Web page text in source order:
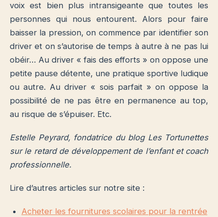
voix est bien plus intransigeante que toutes les
personnes qui nous entourent. Alors pour faire
baisser la pression, on commence par identifier son
driver et on s’autorise de temps à autre à ne pas lui
obéir… Au driver « fais des efforts » on oppose une
petite pause détente, une pratique sportive ludique
ou autre. Au driver « sois parfait » on oppose la
possibilité de ne pas être en permanence au top,
au risque de s’épuiser. Etc.
Estelle Peyrard, fondatrice du blog Les Tortunettes
sur le retard de développement de l’enfant et coach
professionnelle.
Lire d’autres articles sur notre site :
Acheter les fournitures scolaires pour la rentrée